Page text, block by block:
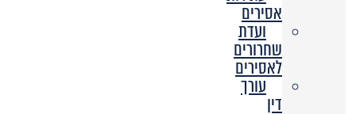
אסירים
ועדת
שחרורים
לאסירים
עורך
דין